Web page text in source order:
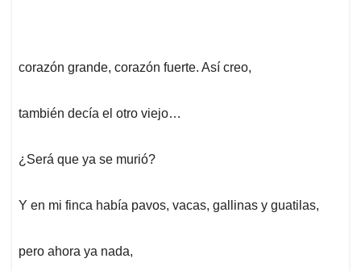
corazón grande, corazón fuerte. Así creo,
también decía el otro viejo…
¿Será que ya se murió?
Y en mi finca había pavos, vacas, gallinas y guatilas,
pero ahora ya nada,